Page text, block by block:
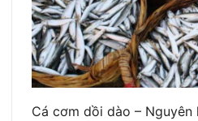
Cá cơm dồi dào –